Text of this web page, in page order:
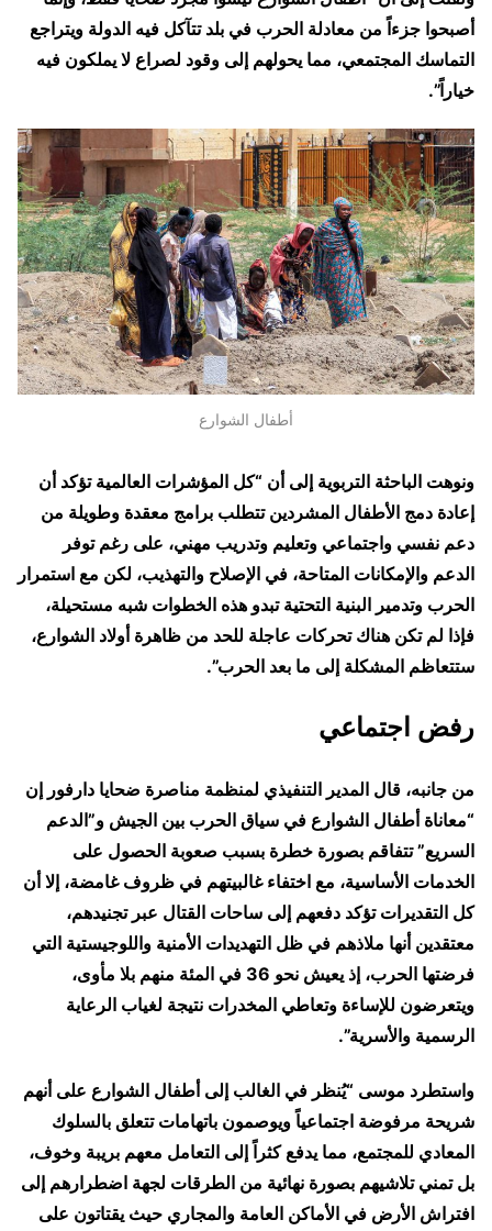
أصبحوا جزءاً من معادلة الحرب في بلد تتآكل فيه الدولة ويتراجع
التماسك المجتمعي، مما يحولهم إلى وقود لصراع لا يملكون فيه
خياراً”.
أطفال الشوارع
ونوهت الباحثة التربوية إلى أن “كل المؤشرات العالمية تؤكد أن
إعادة دمج الأطفال المشردين تتطلب برامج معقدة وطويلة من
دعم نفسي واجتماعي وتعليم وتدريب مهني، على رغم توفر
الدعم والإمكانات المتاحة، في الإصلاح والتهذيب، لكن مع استمرار
الحرب وتدمير البنية التحتية تبدو هذه الخطوات شبه مستحيلة،
فإذا لم تكن هناك تحركات عاجلة للحد من ظاهرة أولاد الشوارع،
ستتعاظم المشكلة إلى ما بعد الحرب”.
رفض اجتماعي
من جانبه، قال المدير التنفيذي لمنظمة مناصرة ضحايا دارفور إن
“معاناة أطفال الشوارع في سياق الحرب بين الجيش و”الدعم
السريع” تتفاقم بصورة خطرة بسبب صعوبة الحصول على
الخدمات الأساسية، مع اختفاء غالبيتهم في ظروف غامضة، إلا أن
كل التقديرات تؤكد دفعهم إلى ساحات القتال عبر تجنيدهم،
معتقدين أنها ملاذهم في ظل التهديدات الأمنية واللوجيستية التي
فرضتها الحرب، إذ يعيش نحو 36 في المئة منهم بلا مأوى،
ويتعرضون للإساءة وتعاطي المخدرات نتيجة لغياب الرعاية
الرسمية والأسرية”.
واستطرد موسى “يُنظر في الغالب إلى أطفال الشوارع على أنهم
شريحة مرفوضة اجتماعياً ويوصمون باتهامات تتعلق بالسلوك
المعادي للمجتمع، مما يدفع كثراً إلى التعامل معهم بريبة وخوف،
بل تمني تلاشيهم بصورة نهائية من الطرقات لجهة اضطرارهم إلى
افتراش الأرض في الأماكن العامة والمجاري حيث يقتاتون على